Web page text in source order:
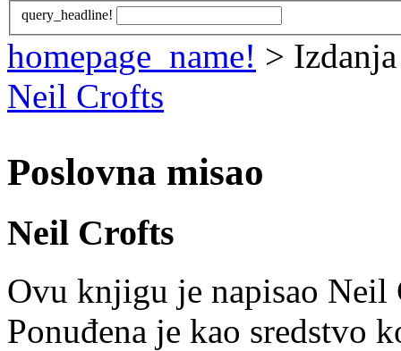
query_headline!
homepage_name! >
Neil Crofts
Poslovna misao
Neil Crofts
Ovu knjigu je napisao Neil
Ponuđena je kao sredstvo